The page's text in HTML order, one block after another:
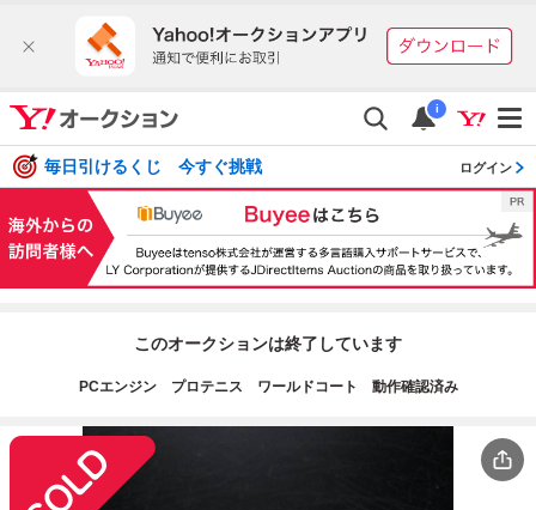
i
毎日引けるくじ 今すぐ挑戦 ログイン
このオークションは終了しています
PCエンジン プロテニス ワールドコート 動作確認済み